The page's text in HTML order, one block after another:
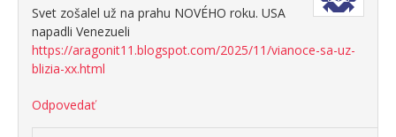
Svet zošalel už na prahu NOVÉHO roku. USA
napadli Venezueli
https://aragonit11.blogspot.com/2025/11/vianoce-sa-uz-
blizia-xx.html
Odpovedať